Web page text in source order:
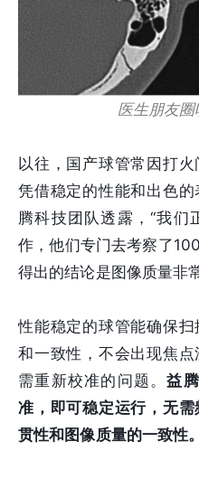
医生朋友
以往，国产球管常因打
凭借稳定的性能和出色
腾科技团队透露，“我们
作，他们专门去考察了
得出的结论是图像质量非
性能稳定的球管能确保
和一致性，不会出现焦
需重新校准的问题。益
准，即可稳定运行，无
贯性和图像质量的一致性。